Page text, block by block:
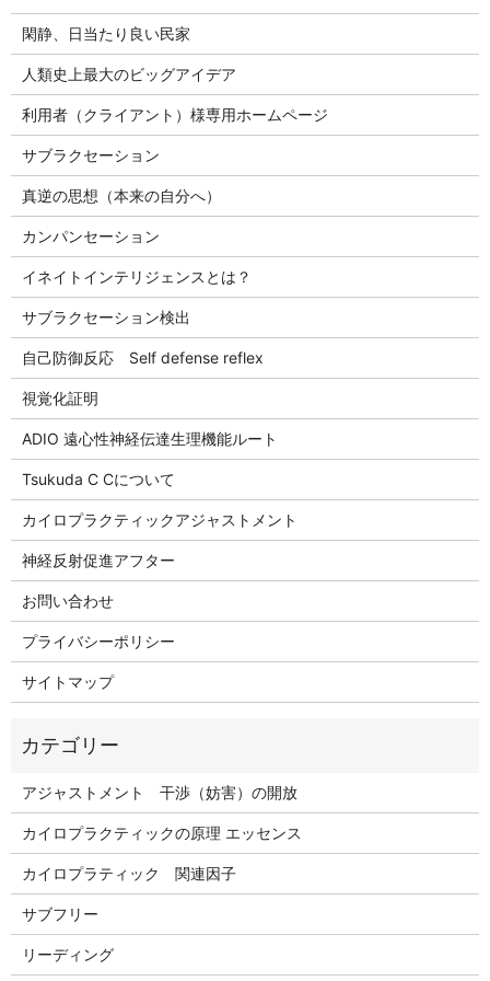
閑静、日当たり良い民家
人類史上最大のビッグアイデア
利用者（クライアント）様専用ホームページ
サブラクセーション
真逆の思想（本来の自分へ）
カンパンセーション
イネイトインテリジェンスとは？
サブラクセーション検出
自己防御反応 Self defense reflex
視覚化証明
ADIO 遠心性神経伝達生理機能ルート
Tsukuda C Cについて
カイロプラクティックアジャストメント
神経反射促進アフター
お問い合わせ
プライバシーポリシー
サイトマップ
アジャストメント 干渉（妨害）の開放
カイロプラクティックの原理 エッセンス
カイロプラティック 関連因子
サブフリー
リーディング